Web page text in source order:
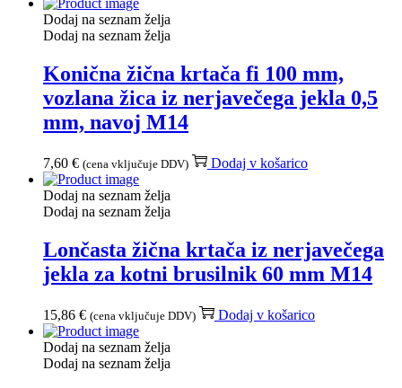
Dodaj na seznam želja
Dodaj na seznam želja
Konična žična krtača fi 100 mm,
vozlana žica iz nerjavečega jekla 0,5
mm, navoj M14
7,60 € (cena vključuje DDV) Dodaj v košarico
Dodaj na seznam želja
Dodaj na seznam želja
Lončasta žična krtača iz nerjavečega
jekla za kotni brusilnik 60 mm M14
15,86 € (cena vključuje DDV) Dodaj v košarico
Dodaj na seznam želja
Dodaj na seznam želja